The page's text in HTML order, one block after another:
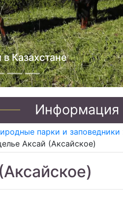
Казахстану
Информация
парки и заповедники
Аксай (Аксайское)